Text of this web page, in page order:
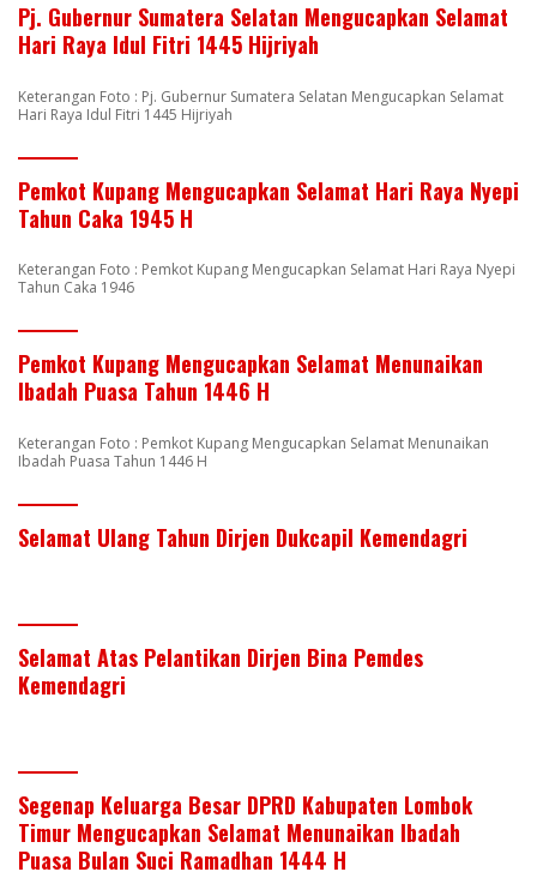
Pj. Gubernur Sumatera Selatan Mengucapkan Selamat
Hari Raya Idul Fitri 1445 Hijriyah
Keterangan Foto : Pj. Gubernur Sumatera Selatan Mengucapkan Selamat
Hari Raya Idul Fitri 1445 Hijriyah
Pemkot Kupang Mengucapkan Selamat Hari Raya Nyepi
Tahun Caka 1945 H
Keterangan Foto : Pemkot Kupang Mengucapkan Selamat Hari Raya Nyepi
Tahun Caka 1946
Pemkot Kupang Mengucapkan Selamat Menunaikan
Ibadah Puasa Tahun 1446 H
Keterangan Foto : Pemkot Kupang Mengucapkan Selamat Menunaikan
Ibadah Puasa Tahun 1446 H
Selamat Ulang Tahun Dirjen Dukcapil Kemendagri
Selamat Atas Pelantikan Dirjen Bina Pemdes
Kemendagri
Segenap Keluarga Besar DPRD Kabupaten Lombok
Timur Mengucapkan Selamat Menunaikan Ibadah
Puasa Bulan Suci Ramadhan 1444 H